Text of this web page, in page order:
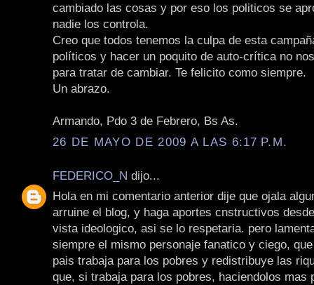
cambiado las cosas y por eso los politicos se
nadie los controla.
Creo que todos tenemos la culpa de esta
políticos y hacer un poquito de auto-crítica no
para tratar de cambiar. Te felicito como siempre.
Un abrazo.
Armando, Pdo 3 de Febrero, Bs As.
26 DE MAYO DE 2009 A LAS 6:17 P.M.
FEDERICO_N dijo...
Hola en mi comentario anterior dije que ojala
arruine el blog, y haga aportes cnstructivos
vista ideologico, asi se lo respetaria. pero
siempre el mismo personaje fanatico y ciego,
pais trabaja para los pobres y redistribuye las
que, si trabaja para los pobres, haciendolos mas